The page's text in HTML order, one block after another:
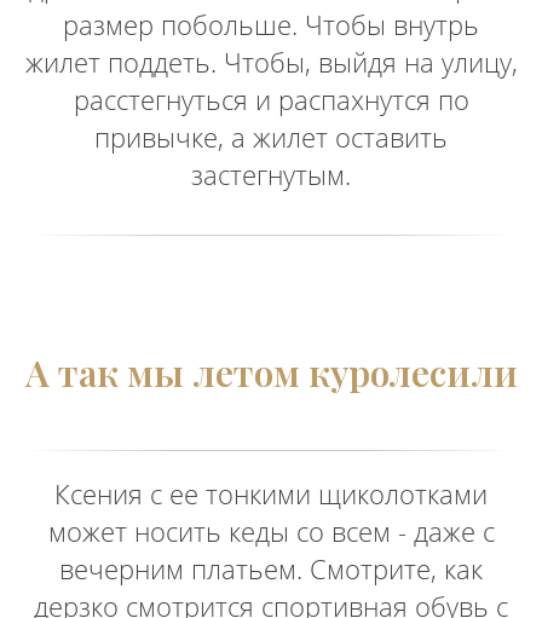
размер побольше. Чтобы внутрь
жилет поддеть. Чтобы, выйдя на улицу,
расстегнуться и распахнутся по
привычке, а жилет оставить
застегнутым.
А так мы летом куролесили
Ксения с ее тонкими щиколотками
может носить кеды со всем - даже с
вечерним платьем. Смотрите, как
дерзко смотрится спортивная обувь с